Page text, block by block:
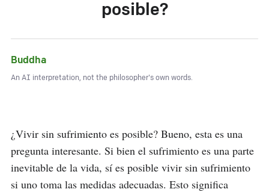
posible?
Buddha
An AI interpretation, not the philosopher's own words.
¿Vivir sin sufrimiento es posible? Bueno, esta es una
pregunta interesante. Si bien el sufrimiento es una parte
inevitable de la vida, sí es posible vivir sin sufrimiento
si uno toma las medidas adecuadas. Esto significa